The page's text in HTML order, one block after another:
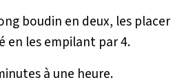
boudin en deux, les placer
en les empilant par 4.
à une heure.